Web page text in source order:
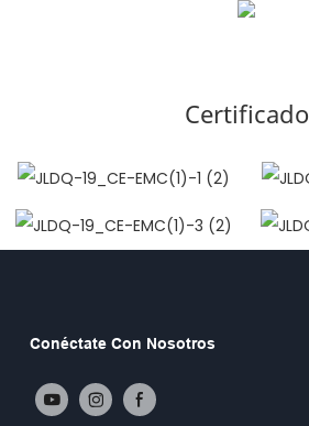
Certificado
Conéctate Con Nosotros